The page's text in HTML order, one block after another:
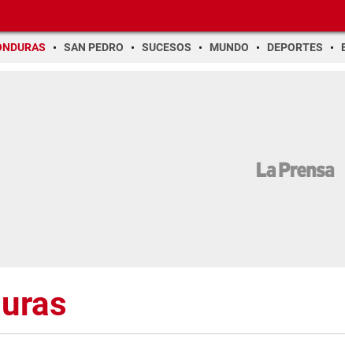
SAN PEDRO SUCESOS MUNDO DEPORTES